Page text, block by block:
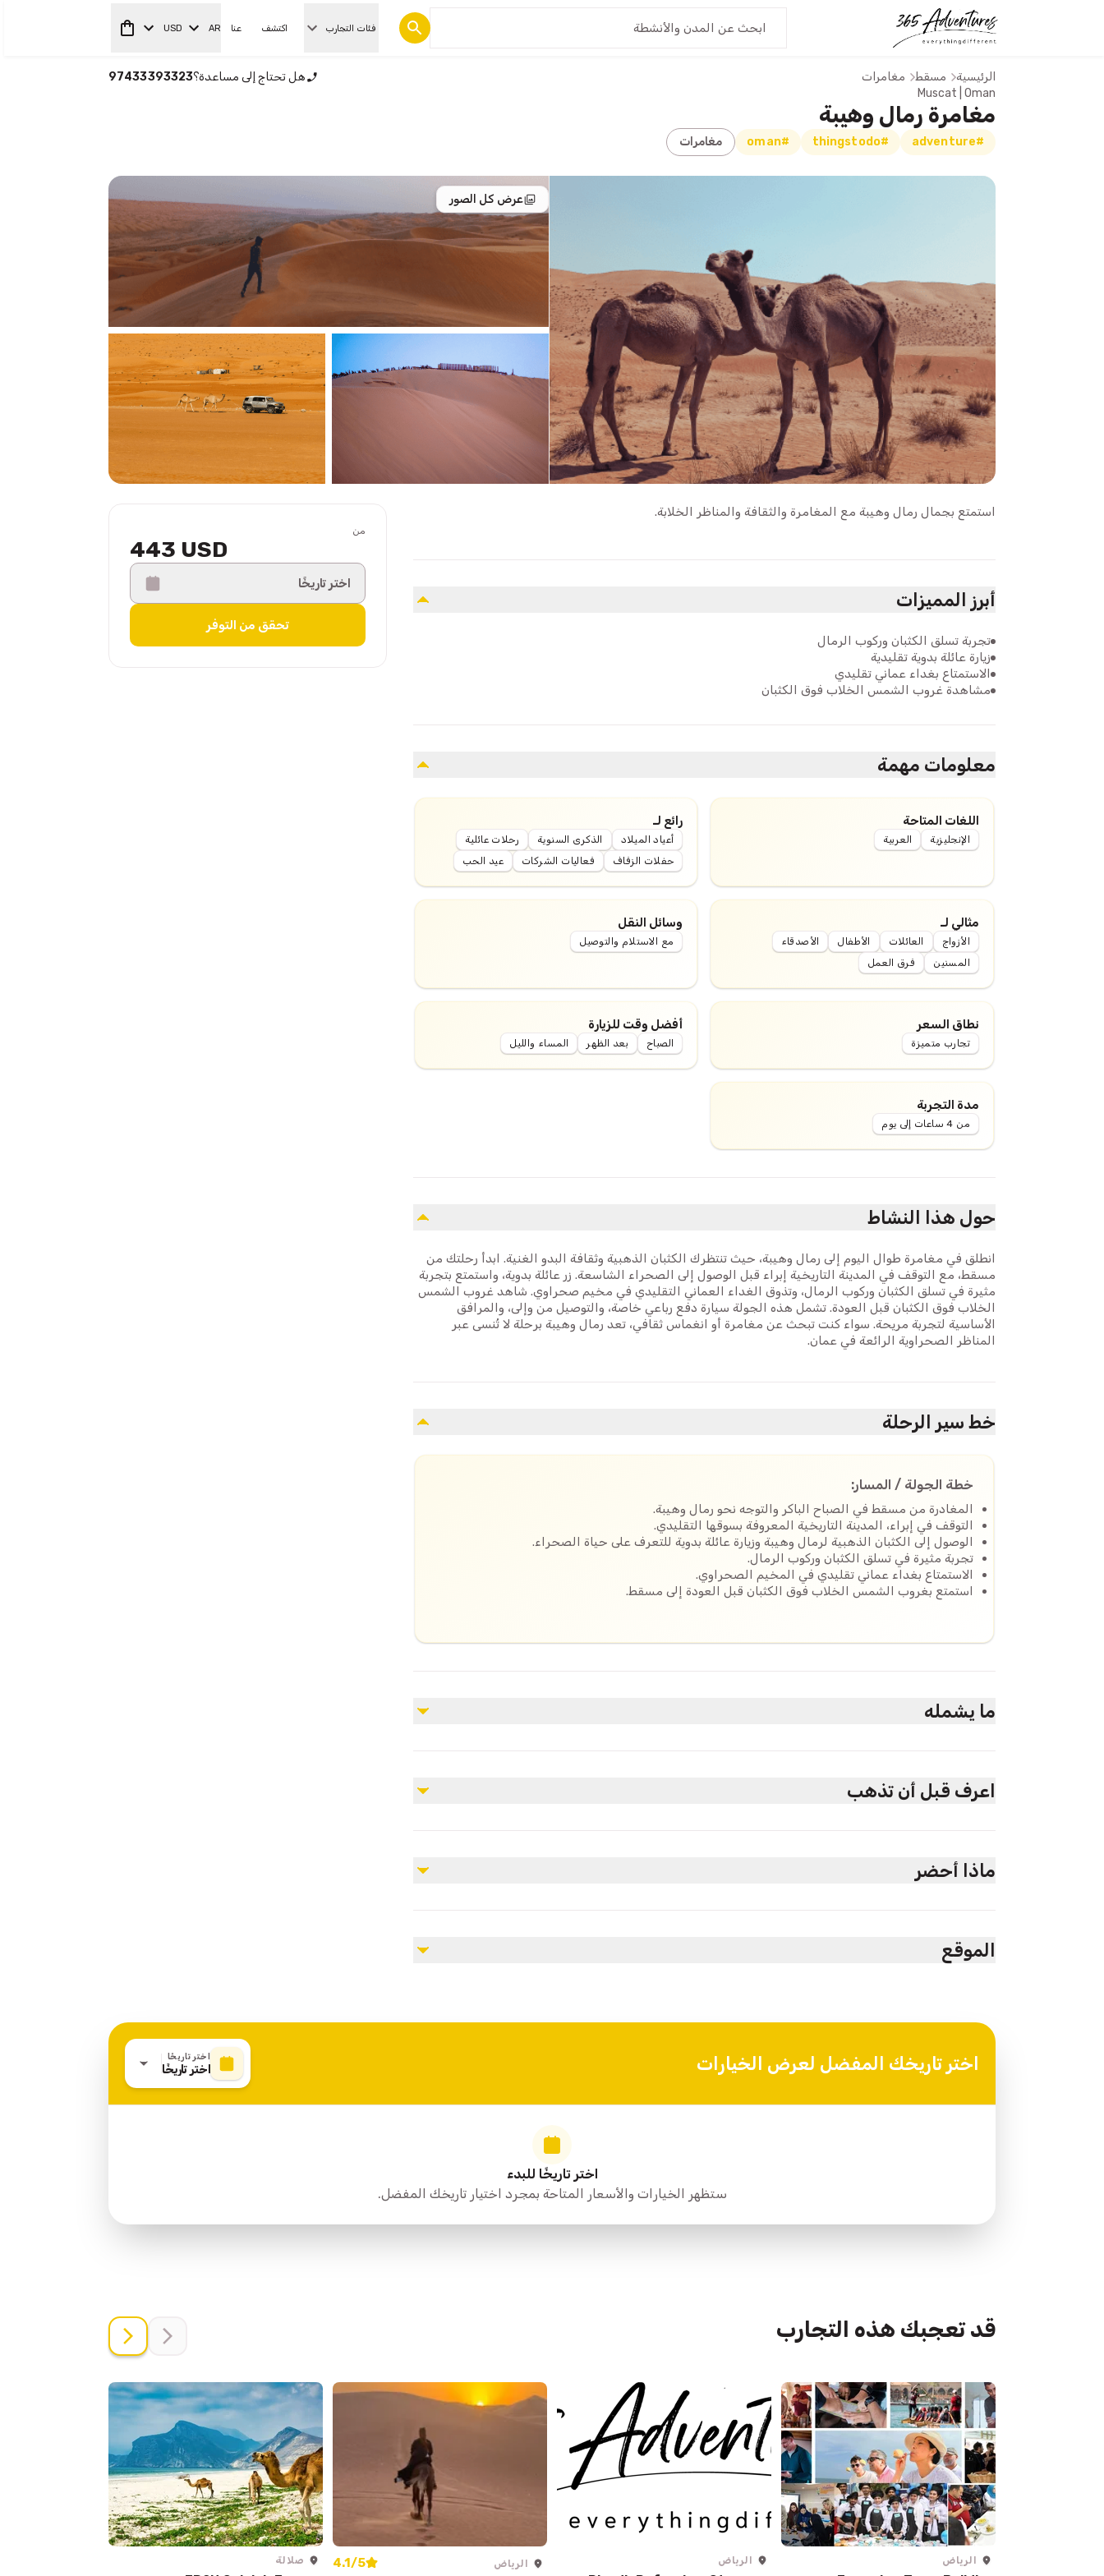
فئات التجارب اكتشف عنا AR
USD
الرئيسية مسقط مغامرات هل تحتاج إلى مساعدة؟97433393323
Muscat | Oman
مغامرة رمال وهيبة
#adventure
#thingstodo
#oman مغامرات
عرض كل الصور
من
443 USD
اختر تاريخًا
تحقق من التوفر
استمتع بجمال رمال وهيبة مع المغامرة والثقافة والمناظر الخلابة.
أبرز المميزات
تجربة تسلق الكثبان وركوب الرمال
زيارة عائلة بدوية تقليدية
الاستمتاع بغداء عماني تقليدي
مشاهدة غروب الشمس الخلاب فوق الكثبان
معلومات مهمة
اللغات المتاحة
الإنجليزية العربية
رائع لـ
أعياد الميلاد الذكرى السنوية
رحلات عائلية
حفلات الزفاف
فعاليات الشركات عيد الحب
مثالي لـ
الأزواج العائلات الأطفال
الأصدقاء
المسنين
فرق العمل
وسائل النقل
مع الاستلام والتوصيل
نطاق السعر
تجارب متميزة
أفضل وقت للزيارة
الصباح بعد الظهر المساء والليل
مدة التجربة
من 4 ساعات إلى يوم
حول هذا النشاط
انطلق في مغامرة طوال اليوم إلى رمال وهيبة، حيث تنتظرك الكثبان الذهبية وثقافة البدو الغنية. ابدأ رحلتك من
مسقط، مع التوقف في المدينة التاريخية إبراء قبل الوصول إلى الصحراء الشاسعة. زر عائلة بدوية، واستمتع بتجربة
مثيرة في تسلق الكثبان وركوب الرمال، وتذوق الغداء العماني التقليدي في مخيم صحراوي. شاهد غروب الشمس
الخلاب فوق الكثبان قبل العودة. تشمل هذه الجولة سيارة دفع رباعي خاصة، والتوصيل من وإلى، والمرافق
الأساسية لتجربة مريحة. سواء كنت تبحث عن مغامرة أو انغماس ثقافي، تعد رمال وهيبة برحلة لا تُنسى عبر
المناظر الصحراوية الرائعة في عمان.
خط سير الرحلة
خطة الجولة / المسار:
المغادرة من مسقط في الصباح الباكر والتوجه نحو رمال وهيبة.
التوقف في إبراء، المدينة التاريخية المعروفة بسوقها التقليدي.
الوصول إلى الكثبان الذهبية لرمال وهيبة وزيارة عائلة بدوية للتعرف على حياة الصحراء.
تجربة مثيرة في تسلق الكثبان وركوب الرمال.
الاستمتاع بغداء عماني تقليدي في المخيم الصحراوي.
استمتع بغروب الشمس الخلاب فوق الكثبان قبل العودة إلى مسقط.
ما يشمله
التوصيل من وإلى مسقط
مياه شرب
غداء عماني تقليدي في الصحراء
اعرف قبل أن تذهب
ماذا أحضر
الموقع
اختر تاريخك المفضل لعرض الخيارات اختر تاريخًا
اختر تاريخًا
اختر تاريخًا للبدء
ستظهر الخيارات والأسعار المتاحة بمجرد اختيار تاريخك المفضل.
قد تعجبك هذه التجارب
الرياض الرياض الرياض 4.1/5 صلالة